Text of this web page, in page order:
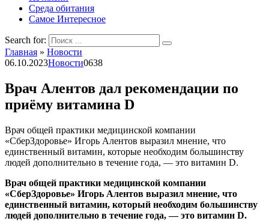
Среда обитания
Самое Интересное
Search for:
Главная » Новости
06.10.2023Новости0638
Врач Алентов дал рекомендации по
приёму витамина D
Врач общей практики медицинской компании
«СберЗдоровье» Игорь Алентов выразил мнение, что
единственный витамин, которые необходим большинству
людей дополнительно в течение года, — это витамин D.
Врач общей практики медицинской компании
«СберЗдоровье» Игорь Алентов выразил мнение, что
единственный витамин, который необходим большинству
людей дополнительно в течение года, — это витамин D.